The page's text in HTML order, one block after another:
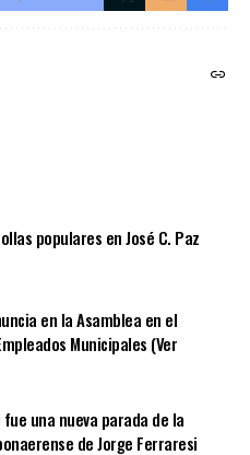
populares en José C. Paz
en la Asamblea en el
Municipales (Ver
fue una nueva parada de la
de Jorge Ferraresi